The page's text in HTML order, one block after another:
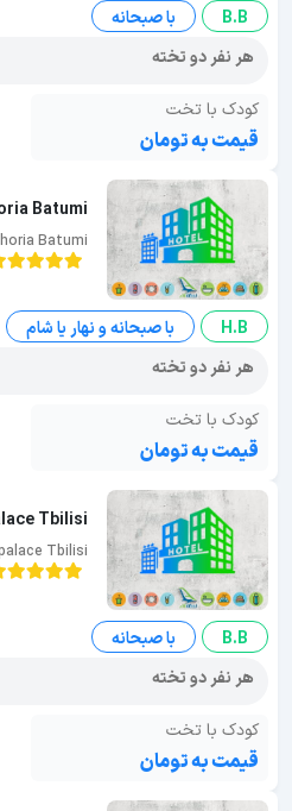
B.B
با صبحانه
هر نفر دو تخته
کودک با تخت
قیمت به تومان
Batumi
Batumi
H.B
با صبحانه و نهار یا شام
هر نفر دو تخته
کودک با تخت
قیمت به تومان
Tbilisi
Tbilisi
B.B
با صبحانه
هر نفر دو تخته
کودک با تخت
قیمت به تومان